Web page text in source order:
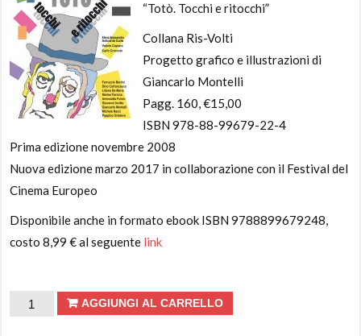
“Totò. Tocchi e ritocchi”
Collana Ris-Volti
Progetto grafico e illustrazioni di
Giancarlo Montelli
Pagg. 160, €15,00
ISBN 978-88-99679-22-4
Prima edizione novembre 2008
Nuova edizione marzo 2017 in collaborazione con il Festival del
Cinema Europeo
Disponibile anche in formato ebook ISBN 9788899679248,
costo 8,99 € al seguente link
Totò.
AGGIUNGI AL CARRELLO